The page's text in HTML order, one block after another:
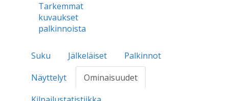
Tarkemmat
kuvaukset
palkinnoista
Suku Jälkeläiset
Palkinnot
Näyttelyt
Ominaisuudet